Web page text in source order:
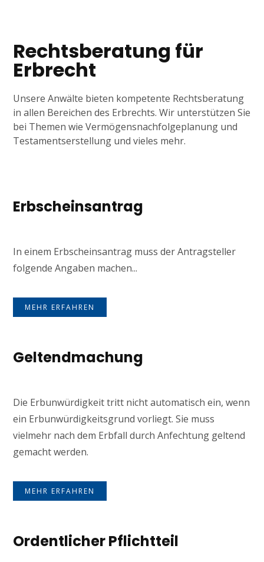
Rechtsberatung für
Erbrecht
Unsere Anwälte bieten kompetente Rechtsberatung
in allen Bereichen des Erbrechts. Wir unterstützen Sie
bei Themen wie Vermögensnachfolgeplanung und
Testamentserstellung und vieles mehr.
Erbscheinsantrag
In einem Erbscheinsantrag muss der Antragsteller
folgende Angaben machen...
MEHR ERFAHREN
Geltendmachung
Die Erbunwürdigkeit tritt nicht automatisch ein, wenn
ein Erbunwürdigkeitsgrund vorliegt. Sie muss
vielmehr nach dem Erbfall durch Anfechtung geltend
gemacht werden.
MEHR ERFAHREN
Ordentlicher Pflichtteil